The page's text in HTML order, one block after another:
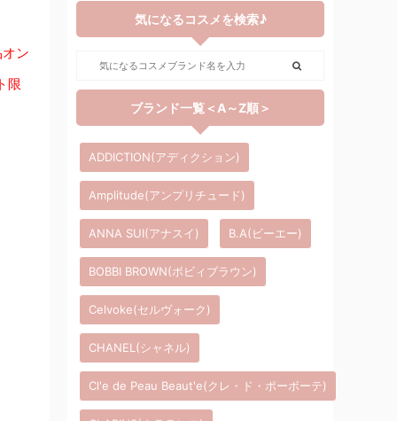
ン
限
気になるコスメを検索♪
ブランド一覧＜A～Z順＞
ADDICTION(アディクション)
Amplitude(アンプリチュード)
ANNA SUI(アナスイ) B.A(ビーエー)
BOBBI BROWN(ボビィブラウン)
Celvoke(セルヴォーク)
CHANEL(シャネル)
Cl'e de Peau Beaut'e(クレ・ド・ポーボーテ)